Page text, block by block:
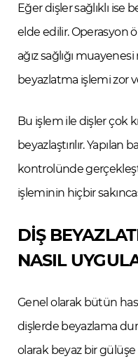
Eğer dişler sağlıklı ise
elde edilir. Operasyon
ağız sağlığı
beyazlatma işlemi zor
Bu işlem ile dişler çok
beyazlaştırılır. Yapılan
kontrolünde
işleminin hiçbir
DİŞ
NASIL
Genel olarak bütün
dişlerde beyazlama
olarak beyaz bir gülüşe